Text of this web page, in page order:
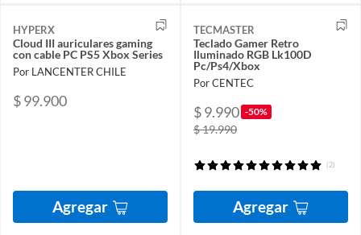
HYPERX
Cloud III auriculares gaming
con cable PC PS5 Xbox Series
Por LANCENTER CHILE
$ 99.900
Agregar
TECMASTER
Teclado Gamer Retro
Iluminado RGB Lk100D
Pc/Ps4/Xbox
Por CENTEC
$ 9.990 -50%
$ 19.990
(2)
Agregar